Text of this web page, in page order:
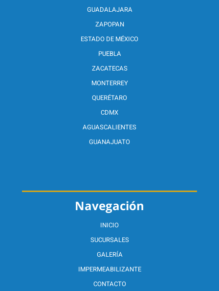
Navegación
INICIO
SUCURSALES
GALERÍA
IMPERMEABILIZANTE
CONTACTO
GUADALAJARA
ZAPOPAN
ESTADO DE MÉXICO
PUEBLA
ZACATECAS
MONTERREY
QUERÉTARO
CDMX
AGUASCALIENTES
GUANAJUATO